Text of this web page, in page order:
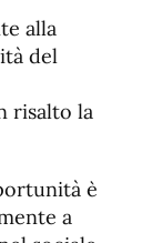
alla
del
risalto la
è
a